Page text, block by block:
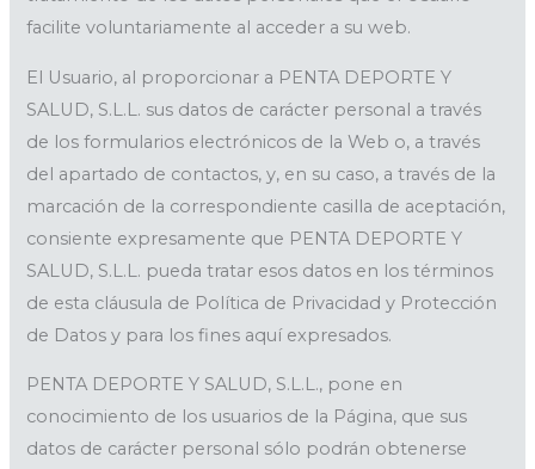
facilite voluntariamente al acceder a su web.
El Usuario, al proporcionar a PENTA DEPORTE Y
SALUD, S.L.L. sus datos de carácter personal a través
de los formularios electrónicos de la Web o, a través
del apartado de contactos, y, en su caso, a través de la
marcación de la correspondiente casilla de aceptación,
consiente expresamente que PENTA DEPORTE Y
SALUD, S.L.L. pueda tratar esos datos en los términos
de esta cláusula de Política de Privacidad y Protección
de Datos y para los fines aquí expresados.
PENTA DEPORTE Y SALUD, S.L.L., pone en
conocimiento de los usuarios de la Página, que sus
datos de carácter personal sólo podrán obtenerse